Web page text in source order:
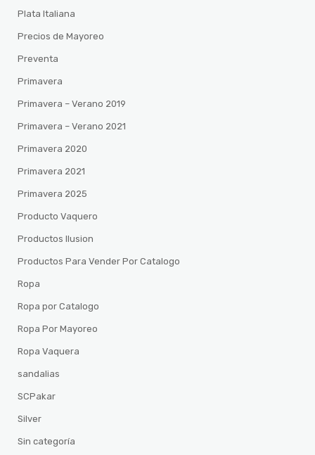
Plata Italiana
Precios de Mayoreo
Preventa
Primavera
Primavera – Verano 2019
Primavera – Verano 2021
Primavera 2020
Primavera 2021
Primavera 2025
Producto Vaquero
Productos Ilusion
Productos Para Vender Por Catalogo
Ropa
Ropa por Catalogo
Ropa Por Mayoreo
Ropa Vaquera
sandalias
SCPakar
Silver
Sin categoría